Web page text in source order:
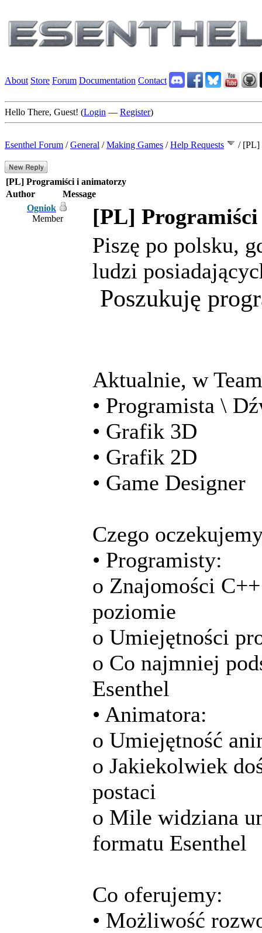
About Store Forum Documentation Contact
Hello There, Guest! (Login — Register)
Esenthel Forum /General /Making Games /Help Requests / [PL]
[PL] Programiści i animatorzy
Author
Message
Ogniok
Member
[PL]
Piszę po polsku,
ludzi
Poszukuję
Aktualnie, w
• Programista \
• Grafik 3D
• Grafik 2D
• Game Designer
Czego
• Programisty:
o Znajomości
poziomie
o Umiejętności
o Co najmniej
Esenthel
• Animatora:
o Umiejętność
o Jakiekolwiek
postaci
o Mile widziana
formatu Esenthel
Co oferujemy:
• Możliwość